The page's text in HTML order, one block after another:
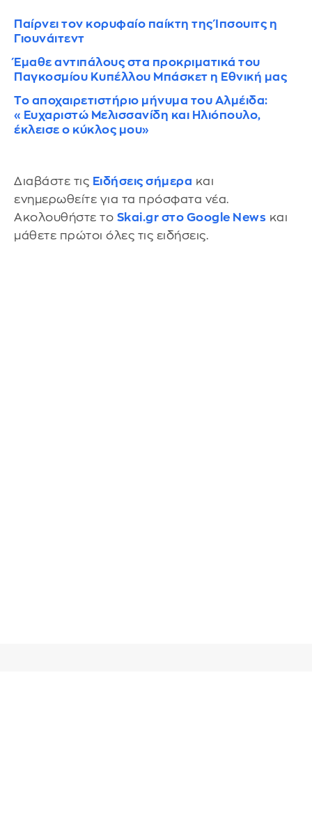
Παίρνει τον κορυφαίο παίκτη της Ίπσουιτς η
Γιουνάιτεντ
Έμαθε αντιπάλους στα προκριματικά του
Παγκοσμίου Κυπέλλου Μπάσκετ η Εθνική μας
Το αποχαιρετιστήριο μήνυμα του Αλμέιδα:
«Ευχαριστώ Μελισσανίδη και Ηλιόπουλο,
έκλεισε ο κύκλος μου»
Διαβάστε τις Ειδήσεις σήμερα και
ενημερωθείτε για τα πρόσφατα νέα.
Ακολουθήστε το Skai.gr στο Google News και
μάθετε πρώτοι όλες τις ειδήσεις.